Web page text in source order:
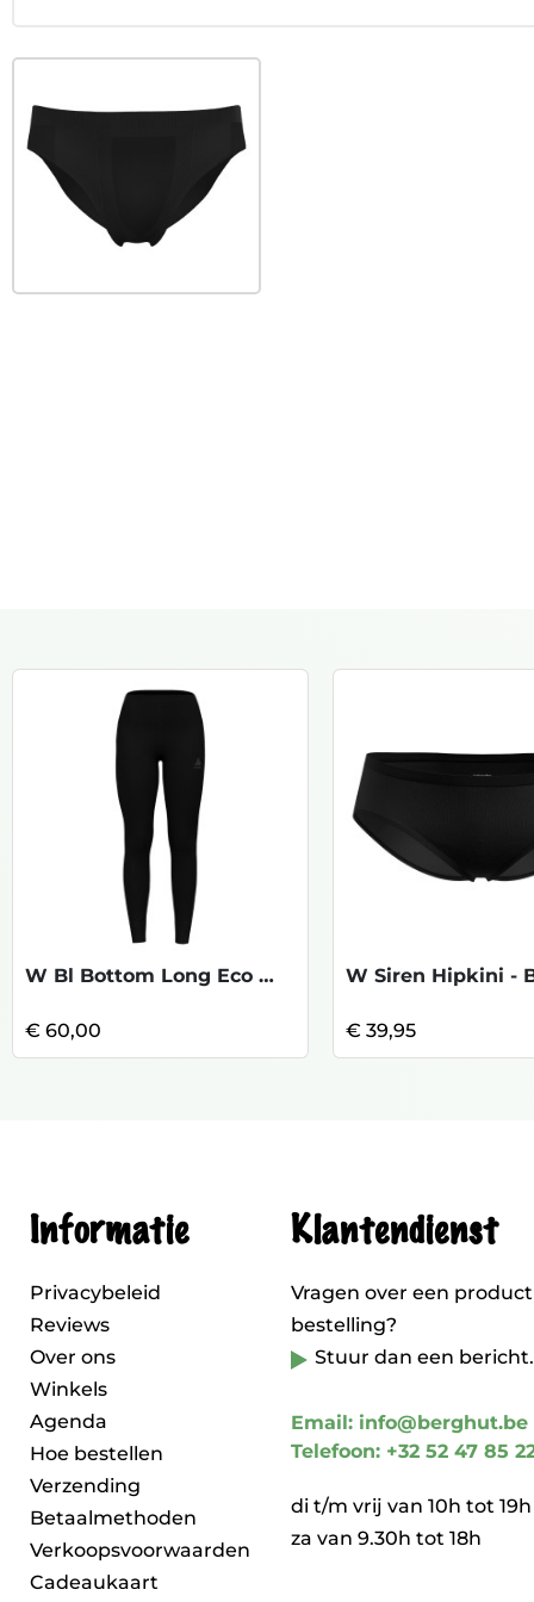
W Bl Bottom Long Eco Warm - Black
€ 60,00
W Siren Hipkini -
€ 39,95
Informatie
Privacybeleid
Reviews
Over ons
Winkels
Agenda
Hoe bestellen
Verzending
Betaalmethoden
Verkoopsvoorwaarden
Cadeaukaart
Klantendienst
Vragen over een
bestelling?
Stuur dan een bericht.
Email: info@berghut.be
Telefoon: +32 52 47 85
di t/m vrij van 10h tot 19h
za van 9.30h tot 18h